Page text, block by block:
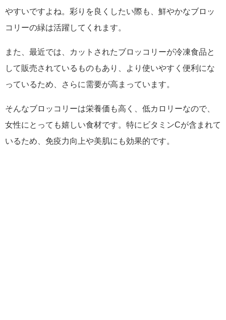
やすいですよね。彩りを良くしたい際も、鮮やかなブロッ
コリーの緑は活躍してくれます。
また、最近では、カットされたブロッコリーが冷凍食品と
して販売されているものもあり、より使いやすく便利にな
っているため、さらに需要が高まっています。
そんなブロッコリーは栄養価も高く、低カロリーなので、
女性にとっても嬉しい食材です。特にビタミンCが含まれて
いるため、免疫力向上や美肌にも効果的です。